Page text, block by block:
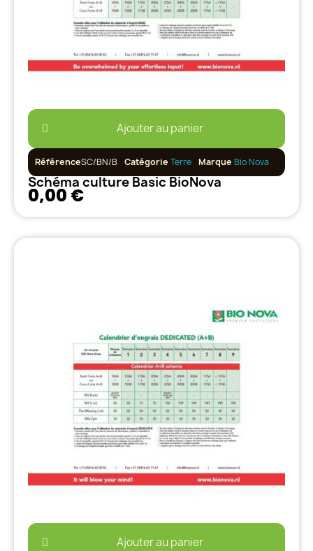
Ajouter au panier
RéférenceSC/BN/B Catégorie Terre Marque Bio Nova
Schéma culture Basic BioNova
0,00 €
Ajouter au panier